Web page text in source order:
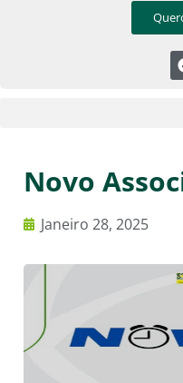
Novo
Janeiro 28, 2025